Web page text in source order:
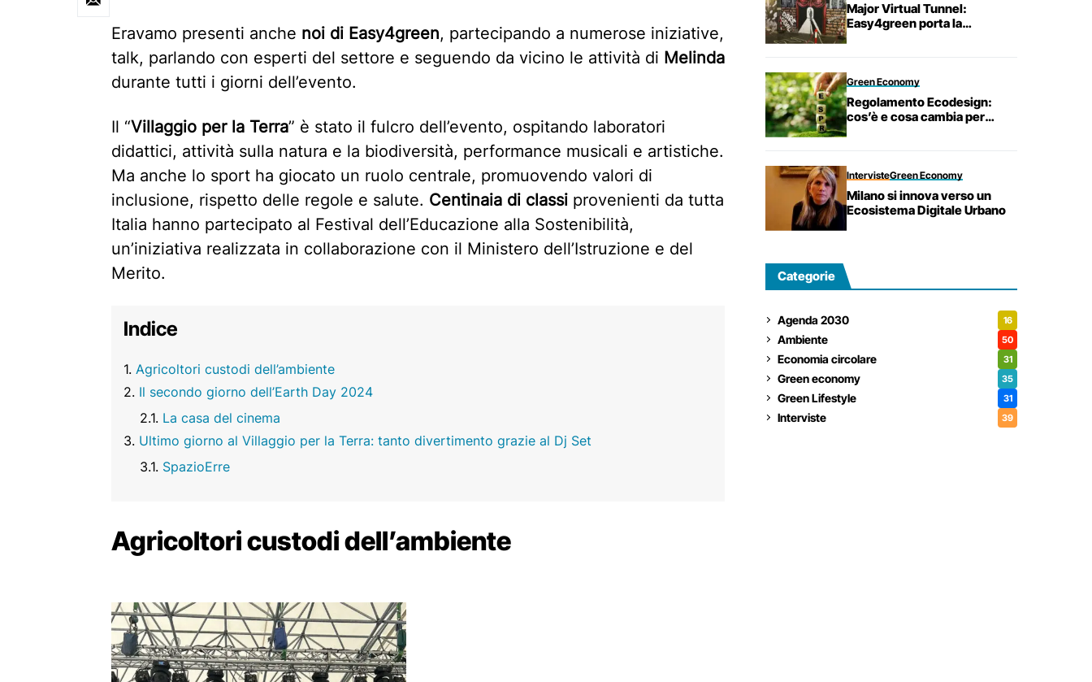
Eravamo presenti anche noi di Easy4green, partecipando a numerose iniziative,
talk, parlando con esperti del settore e seguendo da vicino le attività di Melinda
durante tutti i giorni dell’evento.
Il “Villaggio per la Terra” è stato il fulcro dell’evento, ospitando laboratori
didattici, attività sulla natura e la biodiversità, performance musicali e artistiche.
Ma anche lo sport ha giocato un ruolo centrale, promuovendo valori di
inclusione, rispetto delle regole e salute. Centinaia di classi provenienti da tutta
Italia hanno partecipato al Festival dell’Educazione alla Sostenibilità,
un’iniziativa realizzata in collaborazione con il Ministero dell’Istruzione e del
Merito.
Indice
Agricoltori custodi dell’ambiente
Il secondo giorno dell’Earth Day 2024
La casa del cinema
Ultimo giorno al Villaggio per la Terra: tanto divertimento grazie al Dj Set
SpazioErre
Agricoltori custodi dell’ambiente
Major Virtual Tunnel:
Easy4green porta la
Green Economy
Regolamento Ecodesign:
cos’è e cosa cambia per
IntervisteGreen Economy
Milano si innova verso un
Ecosistema Digitale Urbano
Categorie
Agenda 2030 16
Ambiente 50
Economia circolare 31
Green economy 35
Green Lifestyle 31
Interviste 39